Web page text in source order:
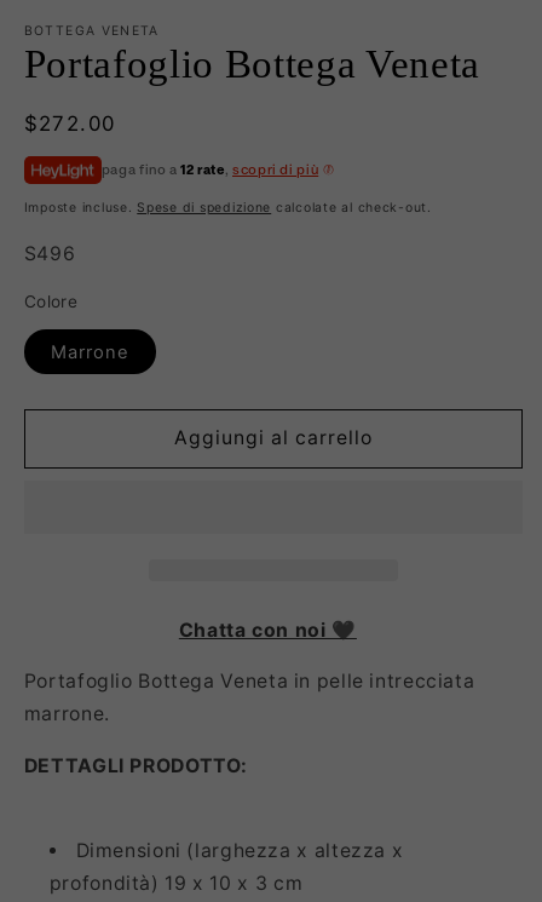
BOTTEGA VENETA
Portafoglio Bottega Veneta
Prezzo
di
listino
$272.00
paga fino a12 rate scopri di più
Imposte incluse. Spese di spedizione calcolate al check-out.
SKU:
S496
Colore
Marrone
Aggiungi al carrello
Chatta con noi 🖤
Portafoglio Bottega Veneta in pelle intrecciata
marrone.
DETTAGLI PRODOTTO:
Dimensioni (larghezza x altezza x
profondità) 19 x 10 x 3 cm